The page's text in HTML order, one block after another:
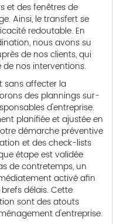
et des fenêtres de
Ainsi, le transfert se
redoutable. En
nous avons su
de nos clients, qui
nos interventions.
sans affecter la
des plannings sur-
d'entreprise.
planifiée et ajustée en
démarche préventive
et des check-lists
étape est validée
de contretemps, un
activé afin
délais. Cette
sont des atouts
d'entreprise.